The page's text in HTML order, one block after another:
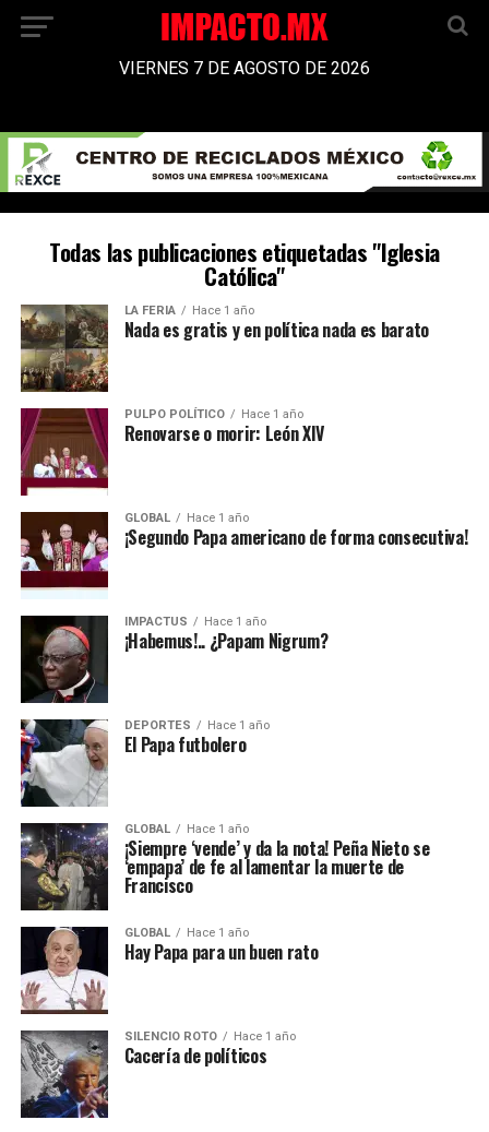
VIERNES 7 DE AGOSTO DE 2026
Todas las publicaciones etiquetadas "Iglesia
Católica"
LA FERIA Hace 1 año
Nada es gratis y en política nada es barato
PULPO POLÍTICO Hace 1 año
Renovarse o morir: León XIV
GLOBAL Hace 1 año
¡Segundo Papa americano de forma consecutiva!
IMPACTUS Hace 1 año
¡Habemus!.. ¿Papam Nigrum?
DEPORTES Hace 1 año
El Papa futbolero
GLOBAL Hace 1 año
¡Siempre ‘vende’ y da la nota! Peña Nieto se
‘empapa’ de fe al lamentar la muerte de
Francisco
GLOBAL Hace 1 año
Hay Papa para un buen rato
SILENCIO ROTO Hace 1 año
Cacería de políticos